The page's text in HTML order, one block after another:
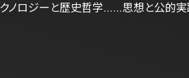
クノロジーと歴史哲学……思想と公的実